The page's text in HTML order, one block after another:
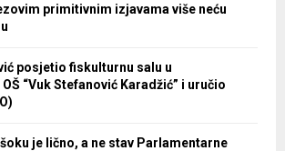
primitivnim izjavama više neću
posjetio fiskulturnu salu u
“Vuk Stefanović Karadžić” i uručio
je lično, a ne stav Parlamentarne